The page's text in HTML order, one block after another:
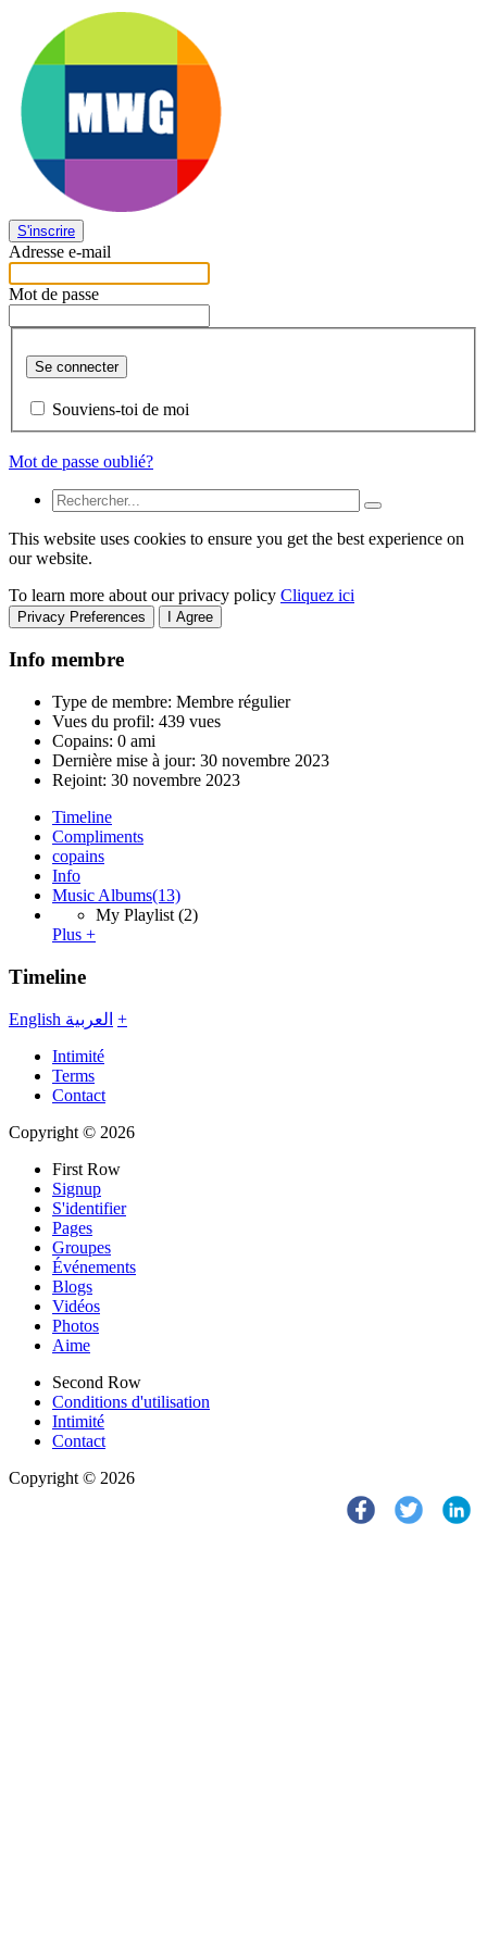
S'inscrire
Adresse e-mail
Mot de passe
Se connecter
Souviens-toi de moi
Mot de passe oublié?
This website uses cookies to ensure you get the best experience on
our website.
To learn more about our privacy policy Cliquez ici
Privacy Preferences I Agree
Info membre
Type de membre: Membre régulier
Vues du profil: 439 vues
Copains: 0 ami
Dernière mise à jour: 30 novembre 2023
Rejoint: 30 novembre 2023
Timeline
Compliments
copains
Info
Music Albums(13)
My Playlist (2)
Plus +
Timeline
English العربية +
Intimité
Terms
Contact
Copyright © 2026
First Row
Signup
S'identifier
Pages
Groupes
Événements
Blogs
Vidéos
Photos
Aime
Second Row
Conditions d'utilisation
Intimité
Contact
Copyright © 2026